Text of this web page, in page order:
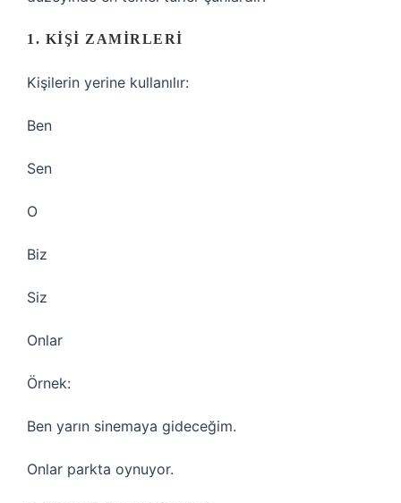
1. KIŞI ZAMIRLERI
Kişilerin yerine kullanılır:
Ben
Sen
O
Biz
Siz
Onlar
Örnek:
Ben yarın sinemaya gideceğim.
Onlar parkta oynuyor.